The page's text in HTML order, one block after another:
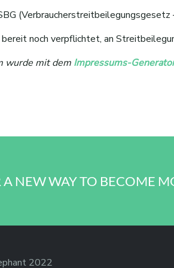
noch verpflichtet, an
wurde mit dem Impressums-
A NEW WAY TO BECOME
2022